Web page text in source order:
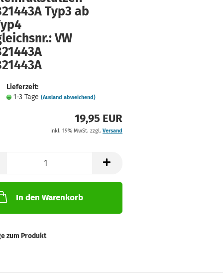
Typ3 ab
VW
Lieferzeit:
1-3 Tage (Ausland abweichend)
19,95 EUR
inkl. 19% MwSt. zzgl. Versand
In den Warenkorb
zum Produkt